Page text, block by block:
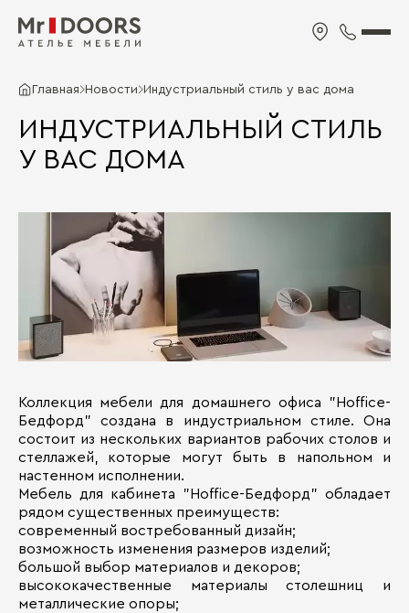
Главная Новости Индустриальный стиль у вас дома
ИНДУСТРИАЛЬНЫЙ СТИЛЬ
У ВАС ДОМА
Коллекция мебели для домашнего офиса "Hoffice-
Бедфорд" создана в индустриальном стиле. Она
состоит из нескольких вариантов рабочих столов и
стеллажей, которые могут быть в напольном и
настенном исполнении.
Мебель для кабинета "Hoffice-Бедфорд" обладает
рядом существенных преимуществ:
современный востребованный дизайн;
возможность изменения размеров изделий;
большой выбор материалов и декоров;
высококачественные материалы столешниц и
металлические опоры;